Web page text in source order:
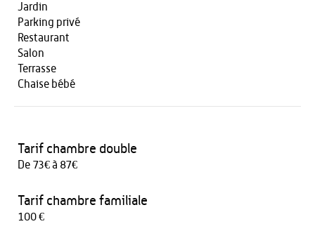
Jardin
Parking privé
Restaurant
Salon
Terrasse
Chaise bébé
Tarif chambre double
De 73€ à 87€
Tarif chambre familiale
100 €